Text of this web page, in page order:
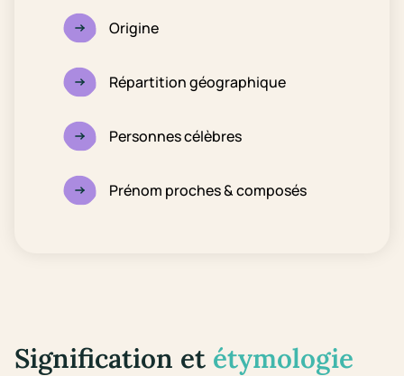
Origine
Répartition géographique
Personnes célèbres
Prénom proches & composés
Signification et étymologie